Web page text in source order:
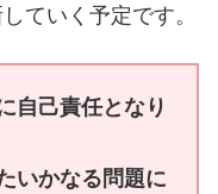
ていく予定です。
自己責任となり
いかなる問題に